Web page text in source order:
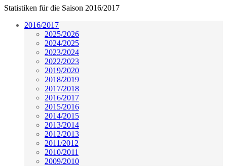
Statistiken für die Saison 2016/2017
2016/2017
2025/2026
2024/2025
2023/2024
2022/2023
2019/2020
2018/2019
2017/2018
2016/2017
2015/2016
2014/2015
2013/2014
2012/2013
2011/2012
2010/2011
2009/2010